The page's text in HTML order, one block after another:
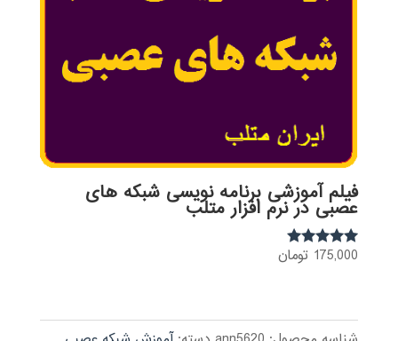
فیلم آموزشی برنامه نویسی شبکه های
عصبی در نرم افزار متلب
نمره
175,000 تومان